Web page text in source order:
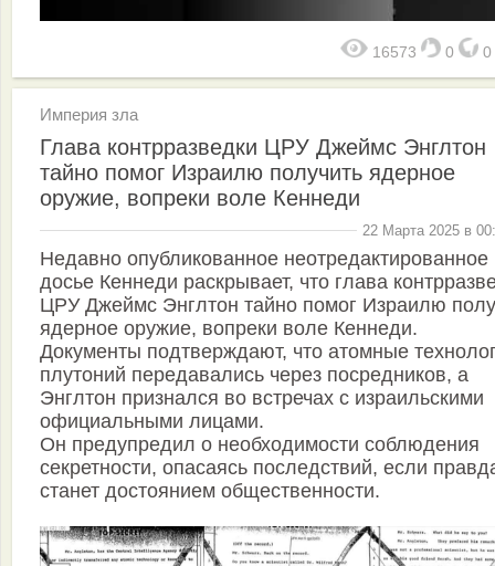
16573 0 0
Империя зла
Глава контрразведки ЦРУ Джеймс Энглтон
тайно помог Израилю получить ядерное
оружие, вопреки воле Кеннеди
22 Марта 2025 в
Недавно опубликованное неотредактированное
досье Кеннеди раскрывает, что глава
ЦРУ Джеймс Энглтон тайно помог Израилю
ядерное оружие, вопреки воле Кеннеди.
Документы подтверждают, что атомные
плутоний передавались через посредников, а
Энглтон признался во встречах с израильскими
официальными лицами.
Он предупредил о необходимости соблюдения
секретности, опасаясь последствий, если
станет достоянием общественности.